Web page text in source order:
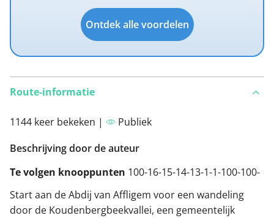
Ontdek alle voordelen
Route-informatie
1144 keer bekeken |
Publiek
Beschrijving door de auteur
Te volgen knooppunten 100-16-15-14-13-1-1-100-100-
Start aan de Abdij van Affligem voor een wandeling
door de Koudenbergbeekvallei, een gemeentelijk